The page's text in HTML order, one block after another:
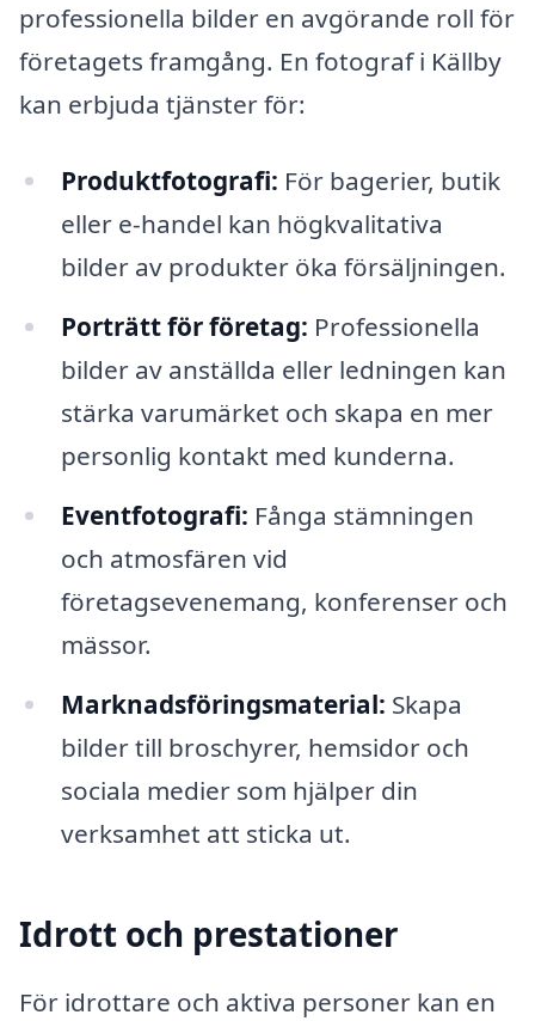
professionella bilder en avgörande roll för
företagets framgång. En fotograf i Källby
kan erbjuda tjänster för:
Produktfotografi: För bagerier, butik
eller e-handel kan högkvalitativa
bilder av produkter öka försäljningen.
Porträtt för företag: Professionella
bilder av anställda eller ledningen kan
stärka varumärket och skapa en mer
personlig kontakt med kunderna.
Eventfotografi: Fånga stämningen
och atmosfären vid
företagsevenemang, konferenser och
mässor.
Marknadsföringsmaterial: Skapa
bilder till broschyrer, hemsidor och
sociala medier som hjälper din
verksamhet att sticka ut.
Idrott och prestationer
För idrottare och aktiva personer kan en